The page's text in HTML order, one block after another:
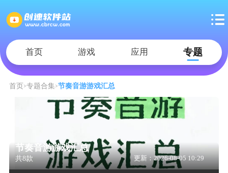
首页 游戏 应用 专题
首页 专题合集 节奏音游游戏汇总
节奏音游游戏汇总
共8款 更新：2026-08-05 10:29